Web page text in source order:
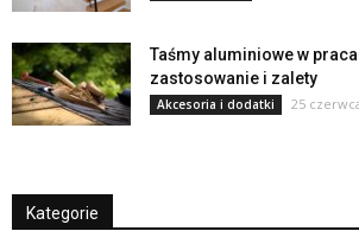
Taśmy aluminiowe w
zastosowanie i zalety
Akcesoria i dodatki 25
Kategorie